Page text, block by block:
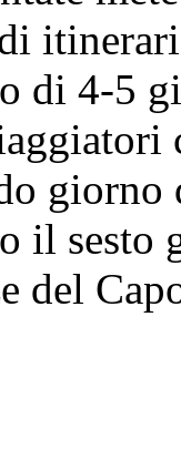
di 4-5
giorno
il
del